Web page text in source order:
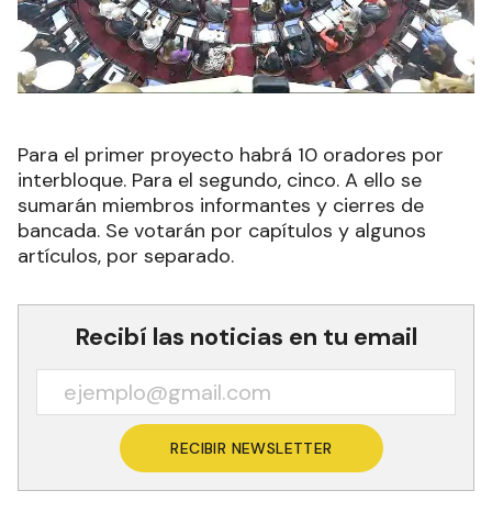
Para el primer proyecto habrá 10 oradores por
interbloque. Para el segundo, cinco. A ello se
sumarán miembros informantes y cierres de
bancada. Se votarán por capítulos y algunos
artículos, por separado.
Recibí las noticias en tu email
RECIBIR NEWSLETTER